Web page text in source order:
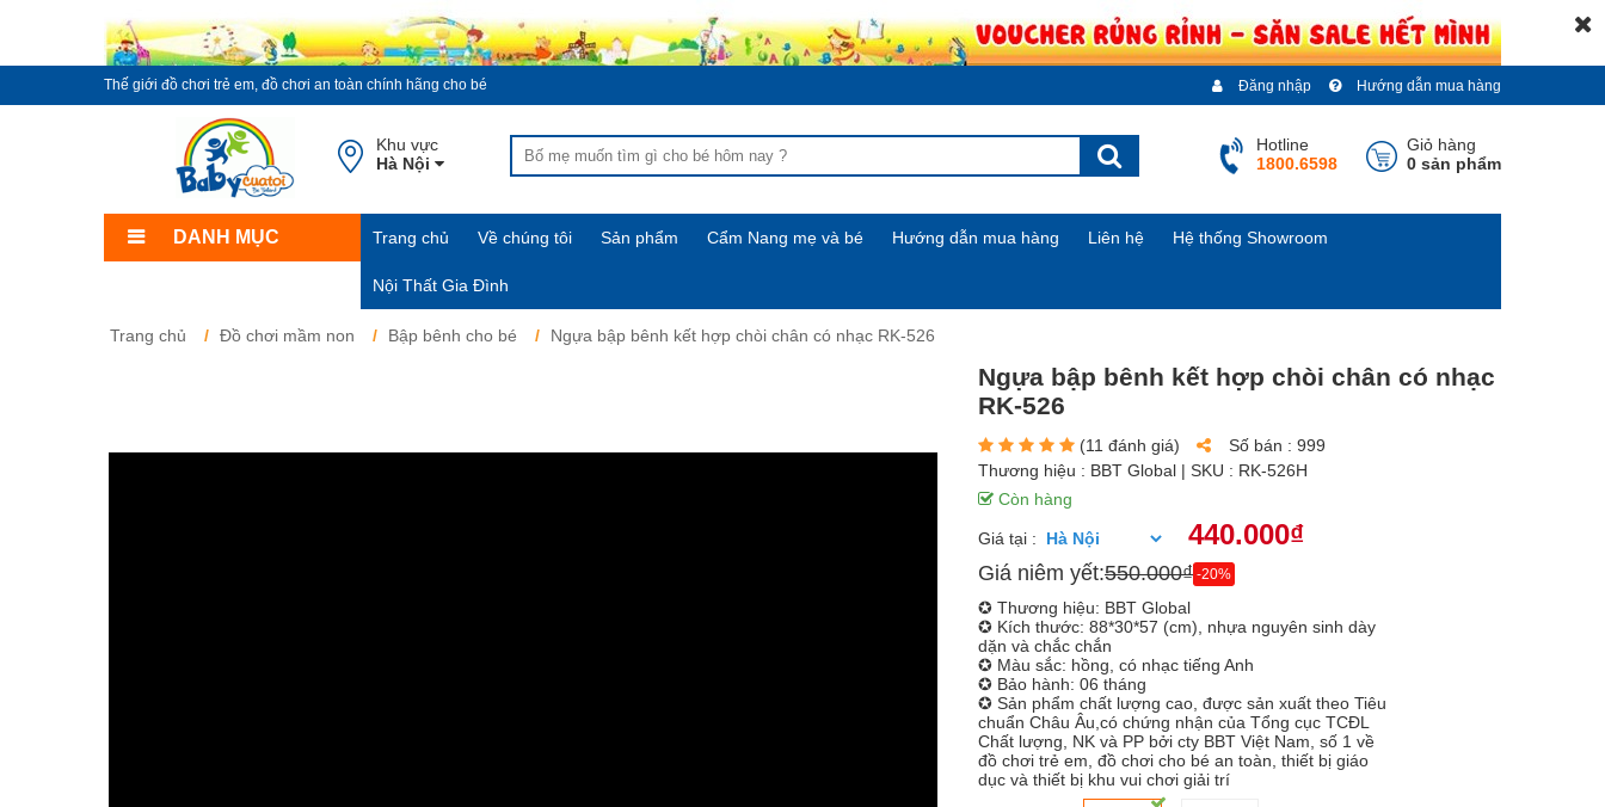
Thế giới đồ chơi trẻ em, đồ chơi an toàn chính hãng cho bé Hướng dẫn mua hàng
Đăng nhập
Khu vực
Hà Nội
Giỏ hàng
0 sản phẩm
Hotline
1800.6598
DANH MỤC Trang chủ Về chúng tôi Sản phẩm Cẩm Nang mẹ và bé Hướng dẫn mua hàng Liên hệ Hệ thống Showroom
Nội Thất Gia Đình
Trang chủ Đồ chơi mầm non Bập bênh cho bé Ngựa bập bênh kết hợp chòi chân có nhạc RK-526
Ngựa bập bênh kết hợp chòi chân có nhạc
RK-526
(11 đánh giá) Số bán : 999
Thương hiệu : BBT Global | SKU : RK-526H
Còn hàng
Giá tại : 440.000₫
Giá niêm yết:550.000₫ -20%
✪ Thương hiệu: BBT Global
✪ Kích thước: 88*30*57 (cm), nhựa nguyên sinh dày
dặn và chắc chắn
✪ Màu sắc: hồng, có nhạc tiếng Anh
✪ Bảo hành: 06 tháng
✪ Sản phẩm chất lượng cao, được sản xuất theo Tiêu
chuẩn Châu Âu,có chứng nhận của Tổng cục TCĐL
Chất lượng, NK và PP bởi cty BBT Việt Nam, số 1 về
đồ chơi trẻ em, đồ chơi cho bé an toàn, thiết bị giáo
dục và thiết bị khu vui chơi giải trí